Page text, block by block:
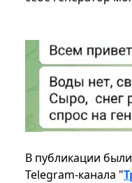
В публикации
Telegram-канала "